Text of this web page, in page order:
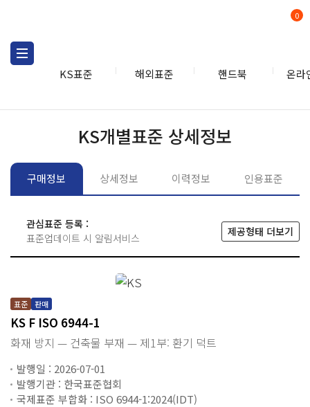
KS표준 해외표준 핸드북 온라
0
KS개별표준 상세정보
구매정보 상세정보 이력정보 인용표준
관심표준 등록 :
표준업데이트 시 알림서비스
제공형태 더보기
표준 판매
KS F ISO 6944-1
화재 방지 — 건축물 부재 — 제1부: 환기 덕트
발행일 : 2026-07-01
발행기관 : 한국표준협회
국제표준 부합화 : ISO 6944-1:2024(IDT)